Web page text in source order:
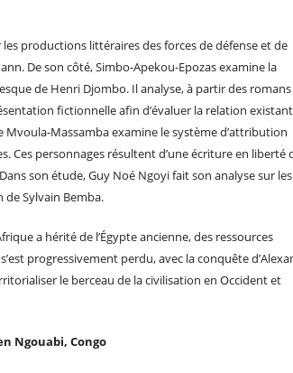
productions littéraires des forces de défense et de
De son côté, Simbo-Apekou-Epozas examine la
de Henri Djombo. Il analyse, à partir des
fictionnelle afin d’évaluer la relation existant
Mvoula-Massamba examine le système d’attribution
Ces personnages résultent d’une écriture en liberté
son étude, Guy Noé Ngoyi fait son analyse sur les
Sylvain Bemba.
a hérité de l’Égypte ancienne, des ressources
progressivement perdu, avec la conquête
le berceau de la civilisation en Occident et
Ngouabi, Congo